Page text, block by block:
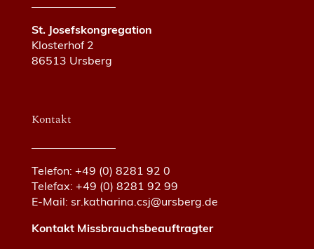
St. Josefskongregation
Klosterhof 2
86513 Ursberg
Kontakt
Telefon: +49 (0) 8281 92 0
Telefax: +49 (0) 8281 92 99
E-Mail: sr.katharina.csj@ursberg.de
Kontakt Missbrauchsbeauftragter